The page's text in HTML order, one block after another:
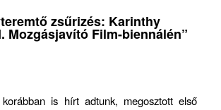
zsűrizés: Karinthy
Mozgásjavító Film-biennálén”
is hírt adtunk, megosztott első